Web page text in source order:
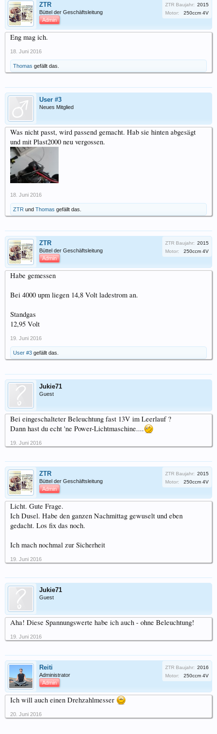
ZTR
Büttel der Geschäftsleitung
Admin
ZTR Baujahr: 2015
Motor:
250ccm 4V
Eng mag ich.
18. Juni 2016
Thomas gefällt das.
User #3
Neues Mitglied
Was nicht passt, wird passend gemacht. Hab sie hinten abgesägt
und mit Plast2000 neu vergossen.
18. Juni 2016
ZTR und Thomas gefällt das.
ZTR
Büttel der Geschäftsleitung
Admin
ZTR Baujahr: 2015
Motor:
250ccm 4V
Habe gemessen
Bei 4000 upm liegen 14,8 Volt ladestrom an.
Standgas
12,95 Volt
19. Juni 2016
User #3 gefällt das.
Jukie71
Guest
Bei eingeschalteter Beleuchtung fast 13V im Leerlauf ?
Dann hast du echt 'ne Power-Lichtmaschine....
19. Juni 2016
ZTR
Büttel der Geschäftsleitung
Admin
ZTR Baujahr: 2015
Motor:
250ccm 4V
Licht. Gute Frage.
Ich Dusel. Habe den ganzen Nachmittag gewuselt und eben
gedacht. Los fix das noch.
Ich mach nochmal zur Sicherheit
19. Juni 2016
Jukie71
Guest
Aha! Diese Spannungswerte habe ich auch - ohne Beleuchtung!
19. Juni 2016
Reiti
Administrator
Admin
ZTR Baujahr: 2016
Motor:
250ccm 4V
Ich will auch einen Drehzahlmesser
20. Juni 2016